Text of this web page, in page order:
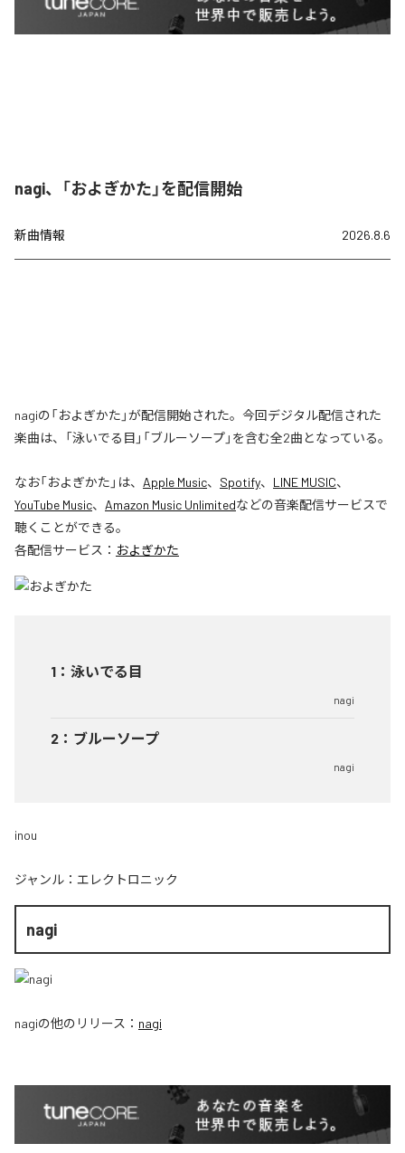
nagi、「およぎかた」を配信開始
新曲情報 2026.8.6
nagiの「およぎかた」が配信開始された。今回デジタル配信された
楽曲は、「泳いでる目」「ブルーソープ」を含む全2曲となっている。
なお「およぎかた 」は、 Apple Music、 Spotify、 LINE MUSIC、
YouTube Music、 Amazon Music Unlimitedなどの音楽配信サービスで
聴くことができる。
各配信サービス： およぎかた
1 ： 泳いでる目
nagi
2 ： ブルーソープ
nagi
inou
ジャンル： エレクトロニック
nagi
nagiの他のリリース： nagi